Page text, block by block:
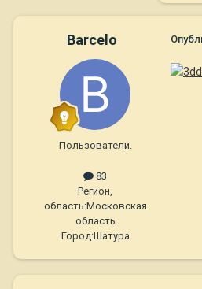
Barcelo
Пользователи.
83
Регион,
область:Московская
область
Город:Шатура